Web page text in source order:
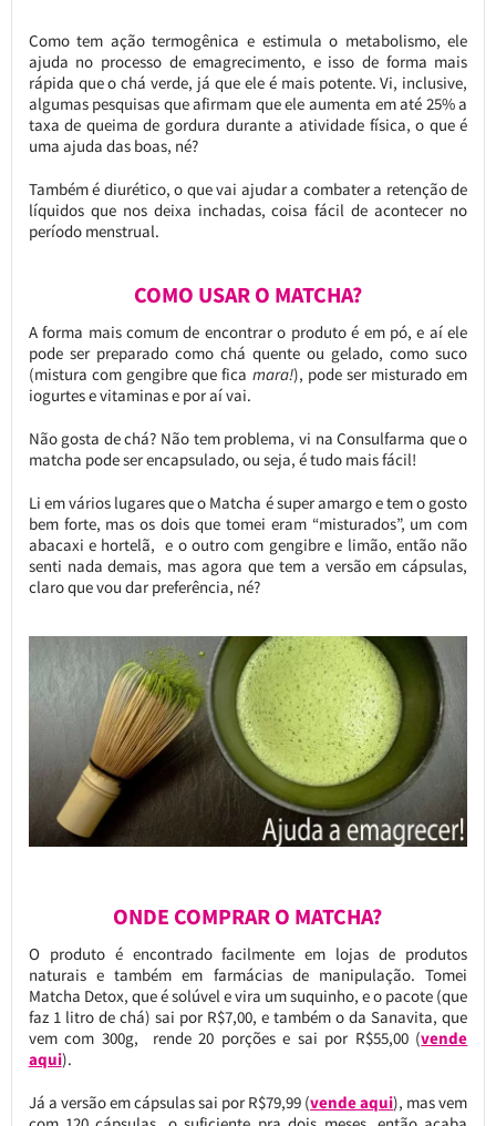
Como tem ação termogênica e estimula o metabolismo, ele
ajuda no processo de emagrecimento, e isso de forma mais
rápida que o chá verde, já que ele é mais potente. Vi, inclusive,
algumas pesquisas que afirmam que ele aumenta em até 25% a
taxa de queima de gordura durante a atividade física, o que é
uma ajuda das boas, né?
Também é diurético, o que vai ajudar a combater a retenção de
líquidos que nos deixa inchadas, coisa fácil de acontecer no
período menstrual.
COMO USAR O MATCHA?
A forma mais comum de encontrar o produto é em pó, e aí ele
pode ser preparado como chá quente ou gelado, como suco
(mistura com gengibre que fica mara!), pode ser misturado em
iogurtes e vitaminas e por aí vai.
Não gosta de chá? Não tem problema, vi na Consulfarma que o
matcha pode ser encapsulado, ou seja, é tudo mais fácil!
Li em vários lugares que o Matcha é super amargo e tem o gosto
bem forte, mas os dois que tomei eram “misturados”, um com
abacaxi e hortelã, e o outro com gengibre e limão, então não
senti nada demais, mas agora que tem a versão em cápsulas,
claro que vou dar preferência, né?
ONDE COMPRAR O MATCHA?
O produto é encontrado facilmente em lojas de produtos
naturais e também em farmácias de manipulação. Tomei
Matcha Detox, que é solúvel e vira um suquinho, e o pacote (que
faz 1 litro de chá) sai por R$7,00, e também o da Sanavita, que
vem com 300g, rende 20 porções e sai por R$55,00 (vende
aqui).
Já a versão em cápsulas sai por R$79,99 (vende aqui), mas vem